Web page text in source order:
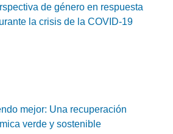
de género en respuesta
la crisis de la COVID-19
mejor: Una recuperación
verde y sostenible